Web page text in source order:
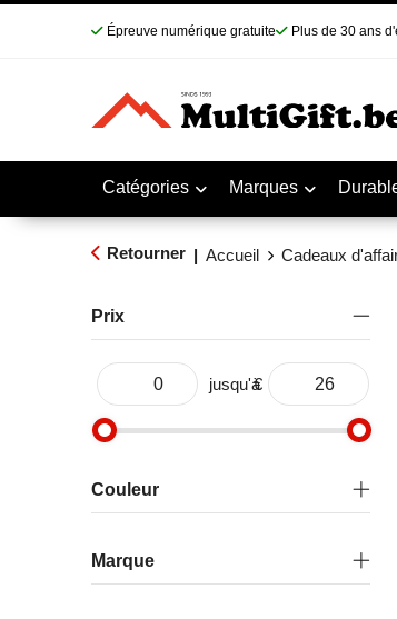
Épreuve numérique gratuite Plus de 30 ans
Catégories Marques
Retourner | Accueil Cadeaux
Prix
jusqu'à€
Couleur
Marque